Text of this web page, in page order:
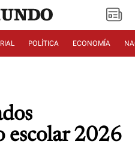
POLÍTICA ECONOMÍA
escolar 2026